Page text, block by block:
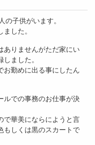
子供がいます。
した。
ありませんがただ家にい
ました。
お勤めに出る事にしたん
ルでの事務のお仕事が決
で華美にならにようと言
もしくは黒のスカートで